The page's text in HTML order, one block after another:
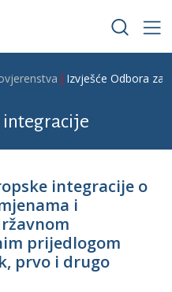
Izvješće Odbora za
integracije
integracije o
i
prijedlogom
prvo i drugo